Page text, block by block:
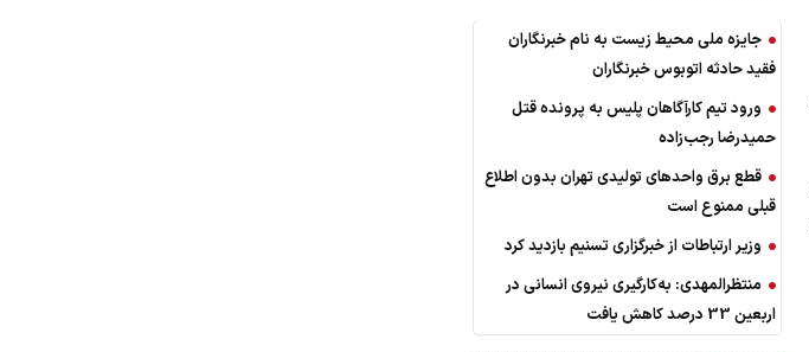
جایزه ملی محیط زیست به نام خبرنگاران
فقید حادثه اتوبوس خبرنگاران
ورود تیم کارآگاهان پلیس به پرونده قتل
حمیدرضا رجب‌زاده
قطع برق واحدهای تولیدی تهران بدون اطلاع
قبلی ممنوع است
وزیر ارتباطات از خبرگزاری تسنیم بازدید کرد
منتظرالمهدی: به‌کارگیری نیروی انسانی در
اربعین 33 درصد کاهش یافت